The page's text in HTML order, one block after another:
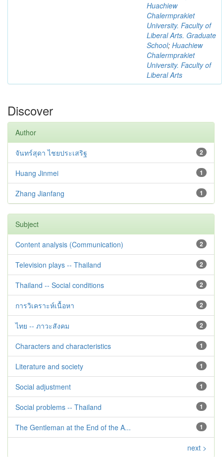
Huachiew
Chalermprakiet
University. Faculty of
Liberal Arts. Graduate
School; Huachiew
Chalermprakiet
University. Faculty of
Liberal Arts
Discover
Author
2
จันทร์สุดา ไชยประเสริฐ
1
Huang Jinmei
1
Zhang Jianfang
Subject
2
Content analysis (Communication)
2
Television plays -- Thailand
2
Thailand -- Social conditions
2
การวิเคราะห์เนื้อหา
2
ไทย -- ภาวะสังคม
1
Characters and characteristics
1
Literature and society
1
Social adjustment
1
Social problems -- Thailand
1
The Gentleman at the End of the A...
next >